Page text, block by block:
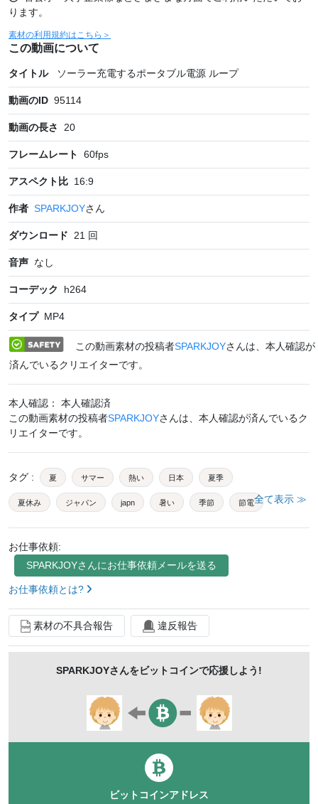
ります。
素材の利用規約はこちら＞
この動画について
タイトル ソーラー充電するポータブル電源 ループ
動画のID 95114
動画の長さ 20
フレームレート 60fps
アスペクト比 16:9
作者 SPARKJOYさん
ダウンロード 21 回
音声 なし
コーデック h264
タイプ MP4
この動画素材の投稿者SPARKJOYさんは、本人確認が
済んでいるクリエイターです。
本人確認： 本人確認済
この動画素材の投稿者SPARKJOYさんは、本人確認が済んでいるク
リエイターです。
タグ : 夏 サマー 熱い 日本 夏季
夏休み ジャパン japn 暑い 季節 節電
ループ エンドレス ポータブル 電源
コンセント
緊急 バッテリー 電気 自然 山
充電 太陽 晴れ 快晴 晴天
テント 木
全て表示 ≫
お仕事依頼:
SPARKJOYさんにお仕事依頼メールを送る
お仕事依頼とは?
素材の不具合報告 違反報告
SPARKJOYさんをビットコインで応援しよう!
ビットコインアドレス